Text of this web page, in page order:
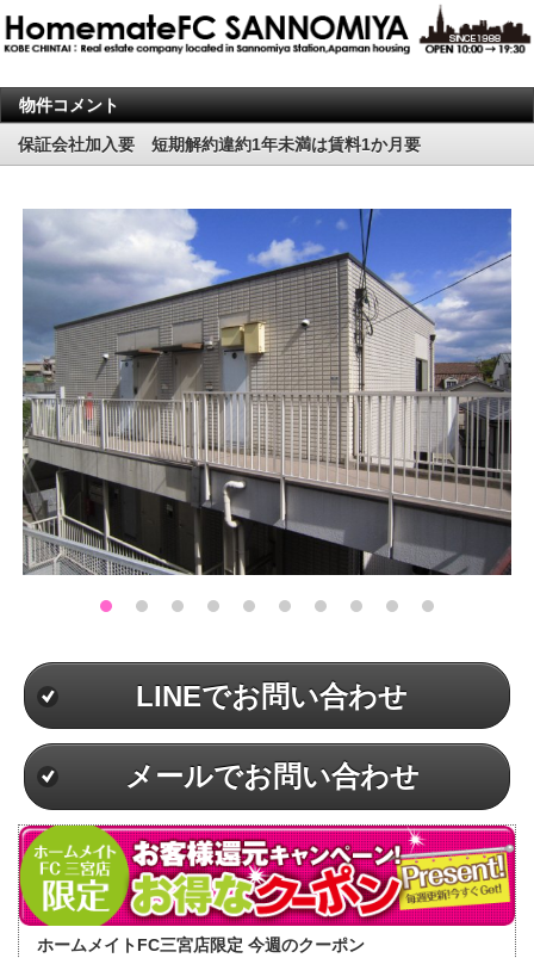
物件コメント
保証会社加入要 短期解約違約1年未満は賃料1か月要
LINEでお問い合わせ
メールでお問い合わせ
ホームメイトFC三宮店限定 今週のクーポン